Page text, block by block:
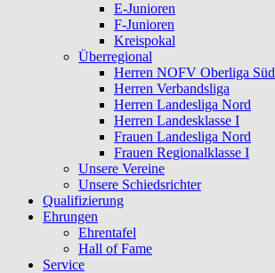
E-Junioren
F-Junioren
Kreispokal
Überregional
Herren NOFV Oberliga Süd
Herren Verbandsliga
Herren Landesliga Nord
Herren Landesklasse I
Frauen Landesliga Nord
Frauen Regionalklasse I
Unsere Vereine
Unsere Schiedsrichter
Qualifizierung
Ehrungen
Ehrentafel
Hall of Fame
Service